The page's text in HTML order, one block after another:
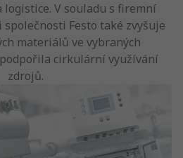
V souladu s firemní
Festo také zvyšuje
materiálů ve vybraných
cirkulární využívání
zdrojů.